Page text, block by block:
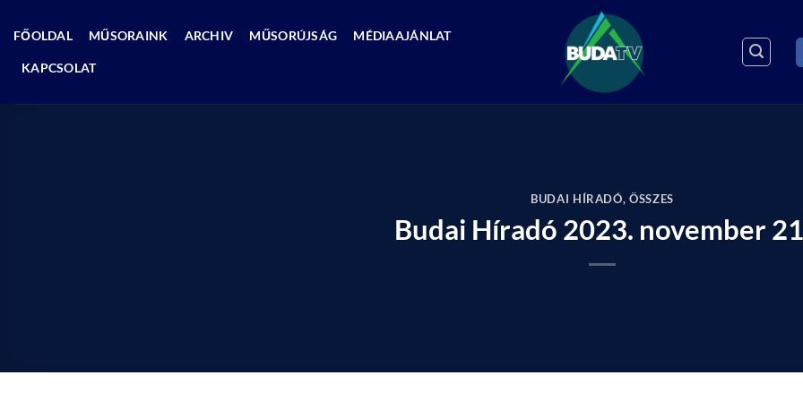
FŐOLDAL MŰSORAINK ARCHIV MŰSORÚJSÁG MÉDIAAJÁNLAT
KAPCSOLAT
BUDAI HÍRADÓ,ÖSSZES
Budai Híradó 2023. november